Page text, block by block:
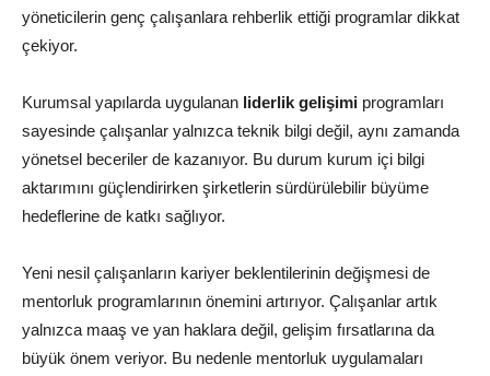
yöneticilerin genç çalışanlara rehberlik ettiği programlar dikkat
çekiyor.
Kurumsal yapılarda uygulanan liderlik gelişimi programları
sayesinde çalışanlar yalnızca teknik bilgi değil, aynı zamanda
yönetsel beceriler de kazanıyor. Bu durum kurum içi bilgi
aktarımını güçlendirirken şirketlerin sürdürülebilir büyüme
hedeflerine de katkı sağlıyor.
Yeni nesil çalışanların kariyer beklentilerinin değişmesi de
mentorluk programlarının önemini artırıyor. Çalışanlar artık
yalnızca maaş ve yan haklara değil, gelişim fırsatlarına da
büyük önem veriyor. Bu nedenle mentorluk uygulamaları